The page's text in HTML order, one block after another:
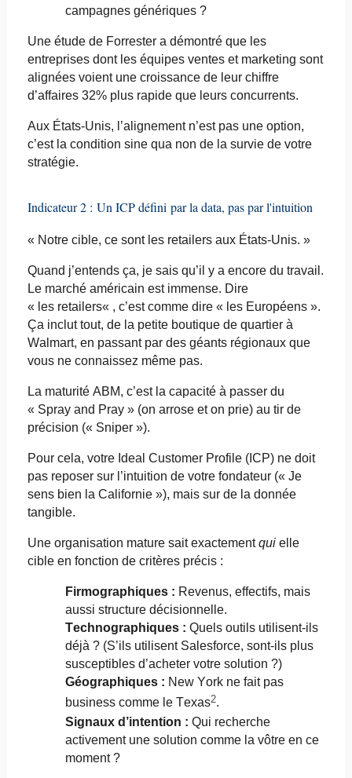
campagnes génériques ?
Une étude de Forrester a démontré que les
entreprises dont les équipes ventes et marketing sont
alignées voient une croissance de leur chiffre
d’affaires 32% plus rapide que leurs concurrents.
Aux États-Unis, l’alignement n’est pas une option,
c’est la condition sine qua non de la survie de votre
stratégie.
Indicateur 2 : Un ICP défini par la data, pas par l'intuition
« Notre cible, ce sont les retailersaux États-Unis. »
Quand j’entends ça, je sais qu’il y a encore du travail.
Le marché américain est immense. Dire
« les retailers« , c’est comme dire « les Européens ».
Ça inclut tout, de la petite boutique de quartier à
Walmart, en passant par des géants régionaux que
vous ne connaissez même pas.
La maturité ABM, c’est la capacité à passer du
« Spray and Pray» (on arrose et on prie) au tir de
précision (« Sniper »).
Pour cela, votre Ideal Customer Profile (ICP) ne doit
pas reposer sur l’intuition de votre fondateur (« Je
sens bien la Californie »), mais sur de la donnée
tangible.
Une organisation mature sait exactementquielle
cible en fonction de critères précis :
Firmographiques: Revenus, effectifs, mais
aussi structure décisionnelle.
Technographiques : Quels outils utilisent-ils
déjà ? (S’ils utilisent Salesforce, sont-ils plus
susceptibles d’acheter votre solution ?)
Géographiques : New York ne fait pas
business comme le Texas2.
Signaux d’intention : Qui recherche
activement une solution comme la vôtre en ce
moment ?